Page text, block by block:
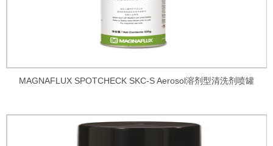
MAGNAFLUX SPOTCHECK SKC-S Aerosol溶剂型清洗剂喷罐